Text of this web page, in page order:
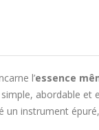
l’essence
abordable
instrument